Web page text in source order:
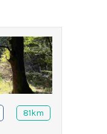
81km